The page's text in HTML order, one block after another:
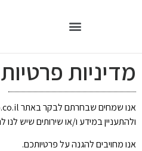
מדיניות פרטיות
ולהתעניין במידע ו/או שירותים שיש לנו
אנו מחויבים להגנה על פרטיותכם.